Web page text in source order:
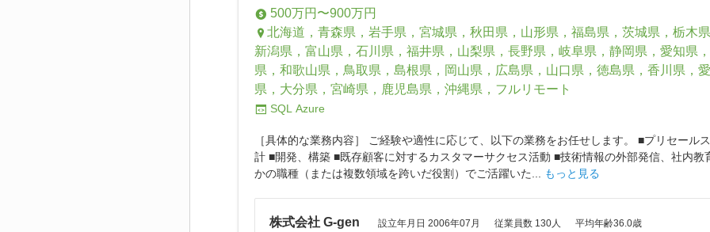
500万円〜900万円
北海道，青森県，岩手県，宮城県，秋田県，山形県，福島県，茨城県，栃木
新潟県，富山県，石川県，福井県，山梨県，長野県，岐阜県，静岡県，愛知県
県，和歌山県，鳥取県，島根県，岡山県，広島県，山口県，徳島県，香川県，
県，大分県，宮崎県，鹿児島県，沖縄県，フルリモート
SQL Azure
［具体的な業務内容］ ご経験や適性に応じて、以下の業務をお任せします。 ■プリセー
計 ■開発、構築 ■既存顧客に対するカスタマーサクセス活動 ■技術情報の外部発信、社内
かの職種（または複数領域を跨いだ役割）でご活躍いた...
もっと見る
株式会社 G-gen 設立年月日 2006年07月 従業員数 130人 平均年齢36.0歳